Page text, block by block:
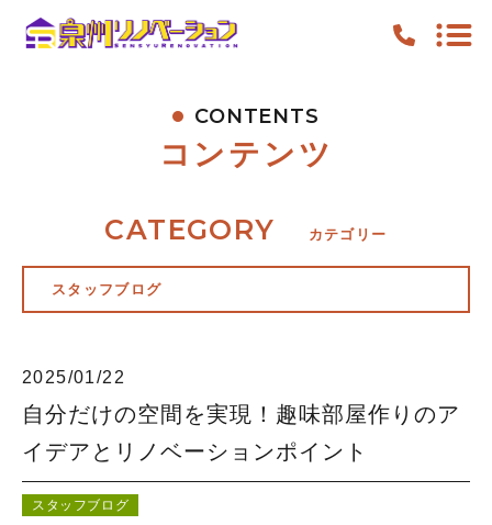
FEATURE
WORK
NEWS
CONTENTS
ACCESS
コンテンツ
CONTENTS
コンテンツ
2025/01/22
自分だけの空間を実現！趣味部屋作りのア
イデアとリノベーションポイント
スタッフブログ
CATEGORY カテゴリー
スタッフブログ